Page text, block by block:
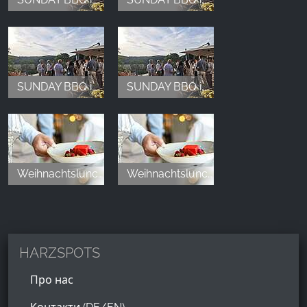
gemütliches, hochwertiges Hotel, welches ich bis ins
letzte Detail nur wärmstens empfehlen kann!
Dominic Wenkel,
Jan 28, 2026
Wir hatten mit unseren kleinen Sohn einen
wunderschönen Aufenthalt im Kutscherhaus. Das
grosse Zimmer mit Fußbodenheizung und dem
abgetrennten Schlafbereich war für uns als Familie
Kurzurlaub sehr genossen.
SUNDAY BBQ im Hotel & Spa Suiten FreiWerk SUNDAY BBQ im Hotel & Spa Suiten FreiWerk
Weihnachtslunch im Hotel & Spa Suiten FreiWerk Weihnachtslunch im Hotel & Spa Suiten FreiWerk
HARZSPOTS
Про нас